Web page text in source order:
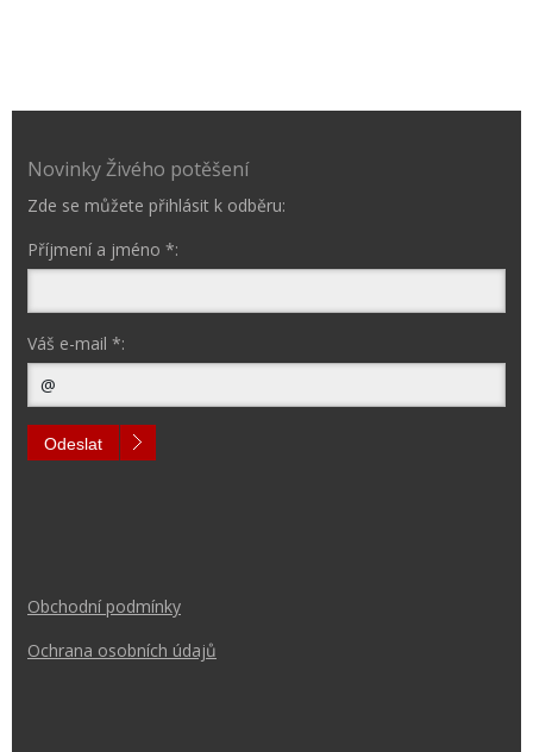
Novinky Živého potěšení
Zde se můžete přihlásit k odběru:
Příjmení a jméno *:
Váš e-mail *:
Odeslat
Obchodní podmínky
Ochrana osobních údajů